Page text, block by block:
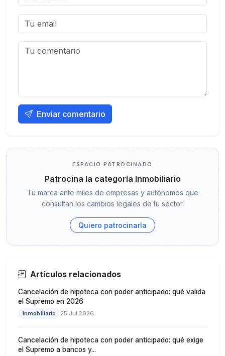
Enviar comentario
ESPACIO PATROCINADO
Patrocina la categoría Inmobiliario
Tu marca ante miles de empresas y autónomos que
consultan los cambios legales de tu sector.
Quiero patrocinarla
Artículos relacionados
Cancelación de hipoteca con poder anticipado: qué valida
el Supremo en 2026
Inmobiliario 25 Jul 2026
Cancelación de hipoteca con poder anticipado: qué exige
el Supremo a bancos y...